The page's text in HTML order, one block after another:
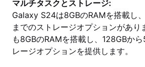
マルチタスクとストレージ:
Galaxy S24は8GBのRAMを搭載し
までのストレージオプションがあり
も8GBのRAMを搭載し、128GBか
レージオプションを提供します。